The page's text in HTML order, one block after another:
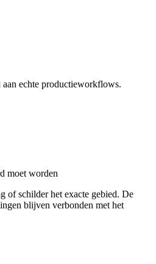
echte productieworkflows.
moet worden
of schilder het exacte gebied. De
blijven verbonden met het